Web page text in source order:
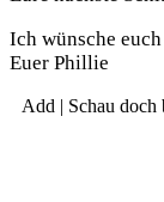
Ich wün­sche
Euer Phillie
Add | Schau doch